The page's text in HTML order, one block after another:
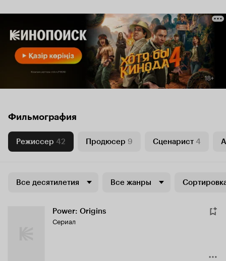
Фильмография
Режиссер 42 Продюсер 9 Сценарист 4
Все десятилетия Все жанры
Power: Origins
Сериал